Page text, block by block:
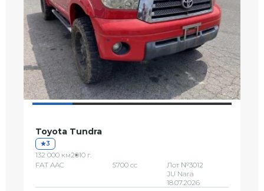
Toyota Tundra
3
132 000 км2010 г.
FAT AAC
5700 сс
Лот №3012
JU Nara
18.07.2026